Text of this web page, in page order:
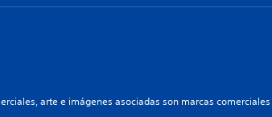
arte e imágenes asociadas son marcas